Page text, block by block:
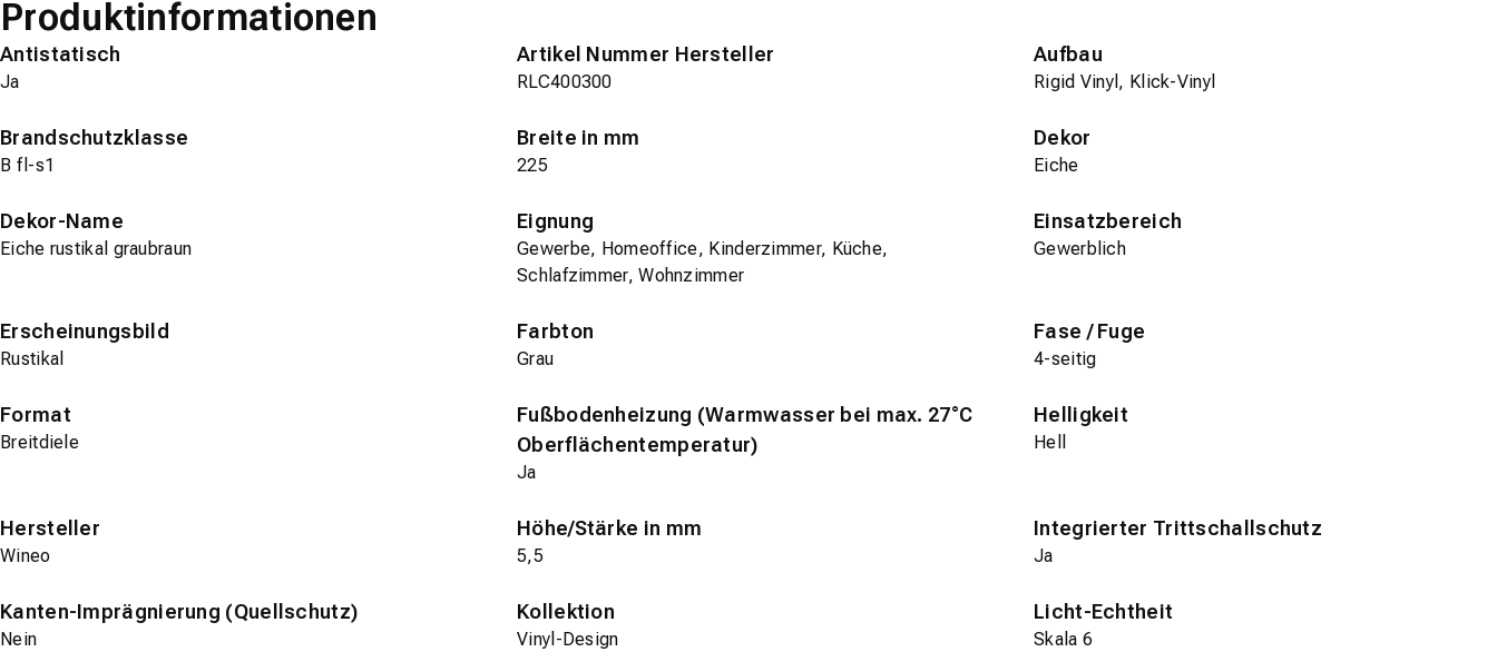
Produktinformationen
Antistatisch
Ja
Artikel Nummer Hersteller
RLC400300
Aufbau
Rigid Vinyl, Klick-Vinyl
Brandschutzklasse
B fl-s1
Breite in mm
225
Dekor
Eiche
Dekor-Name
Eiche rustikal graubraun
Eignung
Gewerbe, Homeoffice, Kinderzimmer, Küche,
Schlafzimmer, Wohnzimmer
Einsatzbereich
Gewerblich
Erscheinungsbild
Rustikal
Farbton
Grau
Fase / Fuge
4-seitig
Format
Breitdiele
Fußbodenheizung (Warmwasser bei max. 27°C
Oberflächentemperatur)
Ja
Helligkeit
Hell
Hersteller
Wineo
Höhe/Stärke in mm
5,5
Integrierter Trittschallschutz
Ja
Kanten-Imprägnierung (Quellschutz)
Nein
Kollektion
Vinyl-Design
Licht-Echtheit
Skala 6